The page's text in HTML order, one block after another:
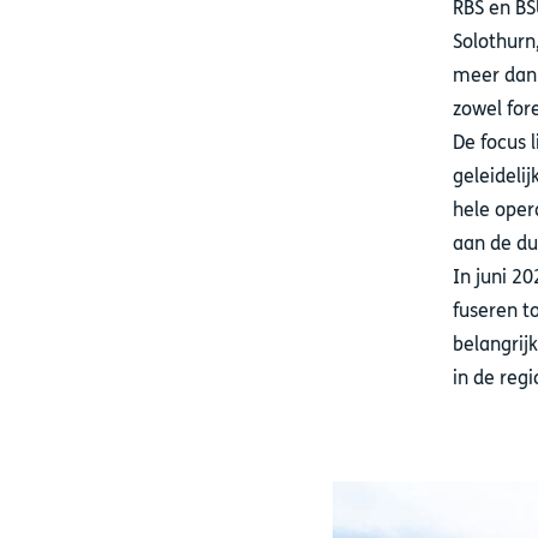
RBS en
meer
zowel
De focus
hele
aan de
In juni
fuseren
in de